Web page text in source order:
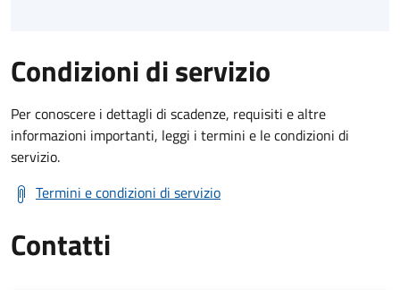
Condizioni di servizio
Per conoscere i dettagli di scadenze, requisiti e altre
informazioni importanti, leggi i termini e le condizioni di
servizio.
Termini e condizioni di servizio
Contatti